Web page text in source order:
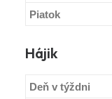
Piatok
Hájik
Deň v týždni